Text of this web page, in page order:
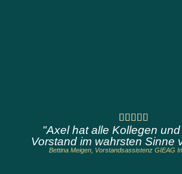
"Axel hat alle Kollegen
Vorstand im wahrsten Sinne
Bettina Meigen, Vorstandsassistenz GIEAG